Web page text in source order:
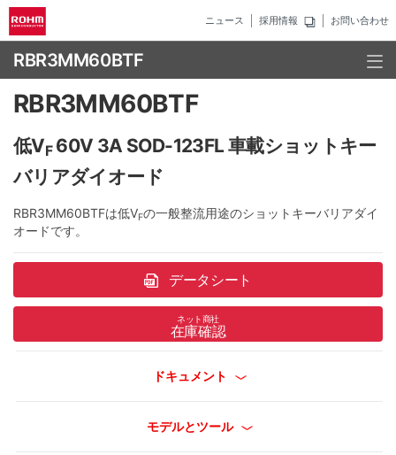
ニュース 採用情報 お問い合わせ
RBR3MM60BTF
RBR3MM60BTF
低VF60V 3A SOD-123FL 車載ショットキー
バリアダイオード
RBR3MM60BTFは低VFの一般整流用途のショットキーバリアダイ
オードです。
データシート
ネット商社
在庫確認
ドキュメント
モデルとツール